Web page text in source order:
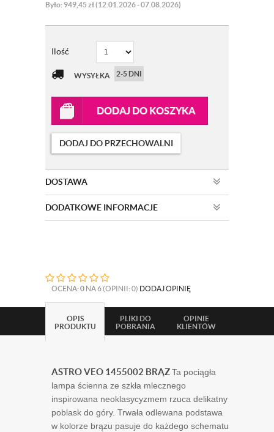
Było: 949,45 zł (12.01.2026 - 07.08.2026)
Ilość
WYSYŁKA 2-5 DNI
DODAJ DO KOSZYKA
DODAJ DO PRZECHOWALNI
DOSTAWA
DODATKOWE INFORMACJE
OCENA: 0 NA 6 (OPINII: 0) DODAJ OPINIĘ
OPIS
PRODUKTU
PLIKI DO
POBRANIA
OPINIE
KLIENTÓW
ASTRO VEO 1455002 BRĄZTa pociągła
lampa ścienna ze szkła mlecznego
inspirowana neoklasycyzmem rzuca delikatny
poblask do góry. Trwała odlewana podstawa
w kolorze brązu pasuje do każdego schematu